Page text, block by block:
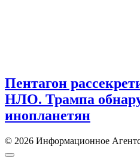
Пентагон
НЛО. Трампа
инопланетян
© 2026 Информационное